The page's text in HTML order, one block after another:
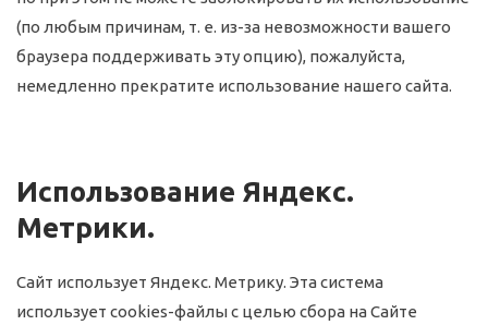
(по любым причинам, т. е. из-за невозможности вашего
браузера поддерживать эту опцию), пожалуйста,
немедленно прекратите использование нашего сайта.
Использование Яндекс.
Метрики.
Сайт использует Яндекс. Метрику. Эта система
использует cookies-файлы с целью сбора на Сайте